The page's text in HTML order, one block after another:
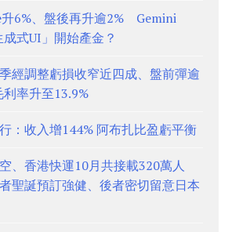
升6%、盤後再升逾2% Gemini
式UI」開始產金？
經調整虧損收窄近四成、盤前彈逾
率升至13.9%
：收入增144% 阿布扎比盈虧平衡
、香港快運10月共接載320萬人
聖誕預訂強健、後者密切留意日本